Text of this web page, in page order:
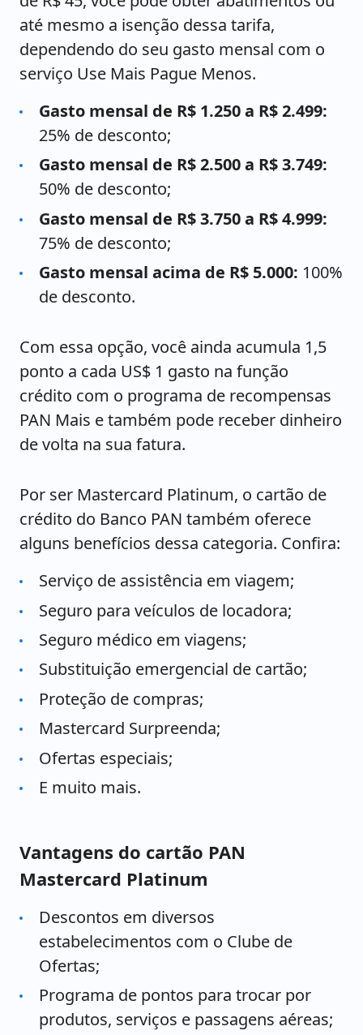
até mesmo a isenção dessa tarifa,
dependendo do seu gasto mensal com o
serviço Use Mais Pague Menos.
Gasto mensal de R$ 1.250 a R$ 2.499:
25% de desconto;
Gasto mensal de R$ 2.500 a R$ 3.749:
50% de desconto;
Gasto mensal de R$ 3.750 a R$ 4.999:
75% de desconto;
Gasto mensal acima de R$ 5.000: 100%
de desconto.
Com essa opção, você ainda acumula 1,5
ponto a cada US$ 1 gasto na função
crédito com o programa de recompensas
PAN Mais e também pode receber dinheiro
de volta na sua fatura.
Por ser Mastercard Platinum, o cartão de
crédito do Banco PAN também oferece
alguns benefícios dessa categoria. Confira:
Serviço de assistência em viagem;
Seguro para veículos de locadora;
Seguro médico em viagens;
Substituição emergencial de cartão;
Proteção de compras;
Mastercard Surpreenda;
Ofertas especiais;
E muito mais.
Vantagens do cartão PAN
Mastercard Platinum
Descontos em diversos
estabelecimentos com o Clube de
Ofertas;
Programa de pontos para trocar por
produtos, serviços e passagens aéreas;